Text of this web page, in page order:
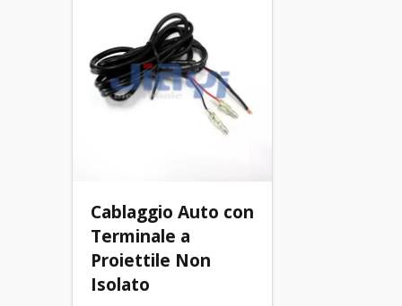
Cablaggio Auto con
Terminale a
Proiettile Non
Isolato